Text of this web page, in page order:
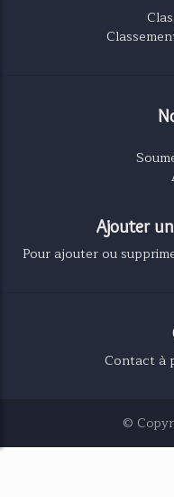
Ajouter
Pour ajouter ou
Contact à
©